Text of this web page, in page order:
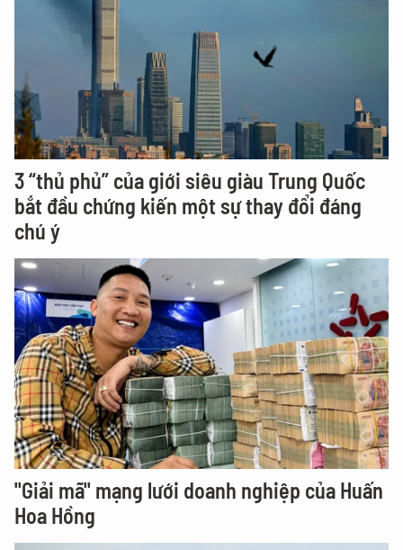
3 “thủ phủ” của giới siêu giàu Trung Quốc
bắt đầu chứng kiến một sự thay đổi đáng
chú ý
"Giải mã" mạng lưới doanh nghiệp của Huấn
Hoa Hồng